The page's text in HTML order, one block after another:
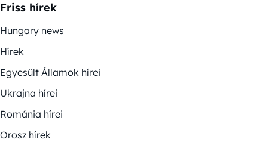
Friss hírek
Hungary news
Hírek
Egyesült Államok hírei
Ukrajna hírei
Románia hírei
Orosz hírek